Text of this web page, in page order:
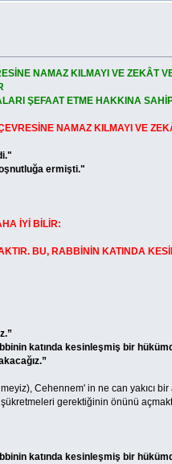
NAMAZ KILMAYI VE ZEKÂT
ŞEFAAT ETME HAKKINA
NAMAZ KILMAYI VE
ermişti."
İYİ BİLİR:
BU, RABBİNİN KATINDA
katında kesinleşmiş bir
Cehennem' in ne can yakıcı
gerektiğinin önünü
katında kesinleşmiş bir